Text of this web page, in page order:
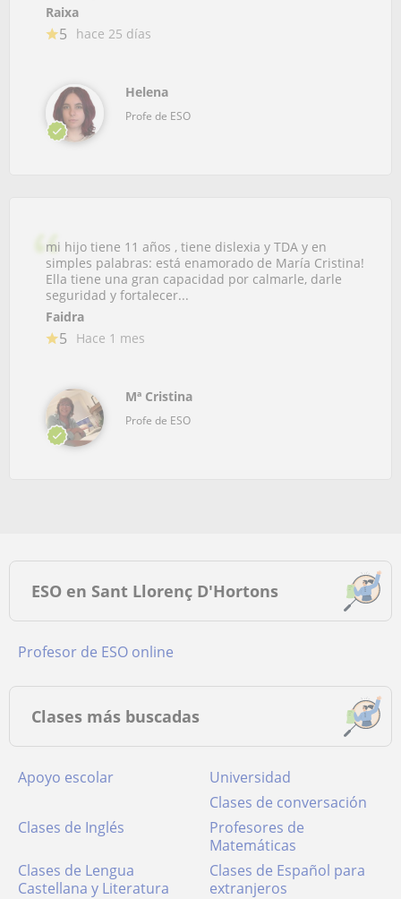
Raixa
5 hace 25 días
Helena
Profe de ESO
mi hijo tiene 11 años , tiene dislexia y TDA y en
simples palabras: está enamorado de María Cristina!
Ella tiene una gran capacidad por calmarle, darle
seguridad y fortalecer...
Faidra
5 Hace 1 mes
Mª Cristina
Profe de ESO
ESO en Sant Llorenç D'Hortons
Profesor de ESO online
Clases más buscadas
Apoyo escolar
Universidad
Clases de conversación
Clases de Inglés
Profesores de
Matemáticas
Clases de Lengua
Castellana y Literatura
Clases de Español para
extranjeros